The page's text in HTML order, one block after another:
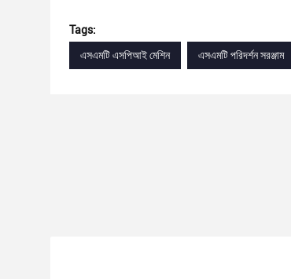
Tags:
এসএমটি এসপিআই মেশিন
এসএমটি পরিদর্শন সরঞ্জাম